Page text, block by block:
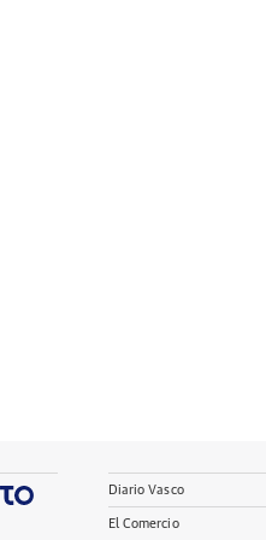
Diario Vasco
El Comercio